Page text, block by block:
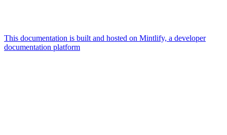
This documentation is built and hosted on Mintlify, a developer
documentation platform